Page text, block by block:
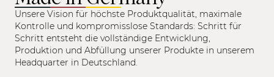
Unsere Vision für höchste Produktqualität, maximale
Kontrolle und kompromisslose Standards: Schritt für
Schritt entsteht die vollständige Entwicklung,
Produktion und Abfüllung unserer Produkte in unserem
Headquarter in Deutschland.